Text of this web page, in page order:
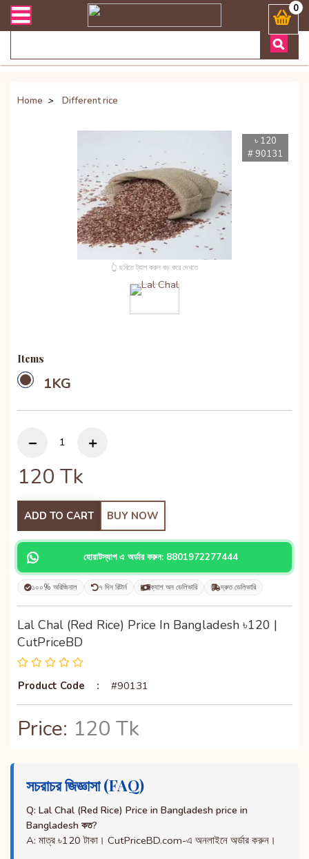
জিজ্ঞাসায় কল করুনঃ ( Whatsapp ) 8801972277444 Bangladesh's 0
Home > Different rice
৳ 120
# 90131
👆 ছবিতে ট্যাপ করুন বড় করে দেখতে
Items
1KG
120 Tk
ADD TO CART BUY NOW
হোয়াটস্যাপ এ অর্ডার করুন: 8801972277444
১০০% অরিজিনাল ৭ দিন রিটার্ন ক্যাশ অন ডেলিভারি দ্রুত ডেলিভারি
Lal Chal (Red Rice) Price In Bangladesh ৳120 |
CutPriceBD
Product Code : #90131
Price: 120 Tk
সচরাচর জিজ্ঞাসা (FAQ)
Q: Lal Chal (Red Rice) Price in Bangladesh price in
Bangladesh কত?
A: মাত্র ৳120 টাকা। CutPriceBD.com-এ অনলাইনে অর্ডার করুন।